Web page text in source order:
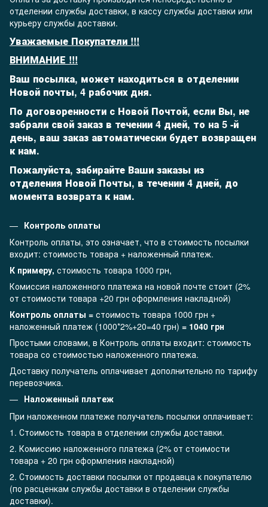
отделении службы доставки, в кассу службы доставки или
курьеру службы доставки.
Уважаемые Покупатели !!!
ВНИМАНИЕ !!!
Ваш посылка, может находиться в отделении
Новой почты, 4 рабочих дня.
По договоренности с Новой Почтой, если Вы, не
забрали свой заказ в течении 4 дней, то на 5 -й
день, ваш заказ автоматически будет возвращен
к нам.
Пожалуйста, забирайте Ваши заказы из
отделения Новой Почты, в течении 4 дней, до
момента возврата к нам.
Контроль оплаты
Контроль оплаты, это означает, что в стоимость посылки
входит: стоимость товара + наложенный платеж.
К примеру, стоимость товара 1000 грн,
Комиссия наложенного платежа на новой почте стоит (2%
от стоимости товара +20 грн оформления накладной)
Контроль оплаты = стоимость товара 1000 грн +
наложенный платеж (1000*2%+20=40 грн) = 1040 грн
Простыми словами, в Контроль оплаты входит: стоимость
товара со стоимостью наложенного платежа.
Доставку получатель оплачивает дополнительно по тарифу
перевозчика.
Наложенный платеж
При наложенном платеже получатель посылки оплачивает:
1. Стоимость товара в отделении службы доставки.
2. Комиссию наложенного платежа (2% от стоимости
товара + 20 грн оформления накладной)
2. Стоимость доставки посылки от продавца к покупателю
(по расценкам службы доставки в отделении службы
доставки).